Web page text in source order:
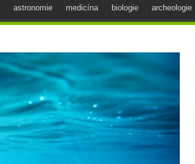
astronomie medicína biologie archeologie